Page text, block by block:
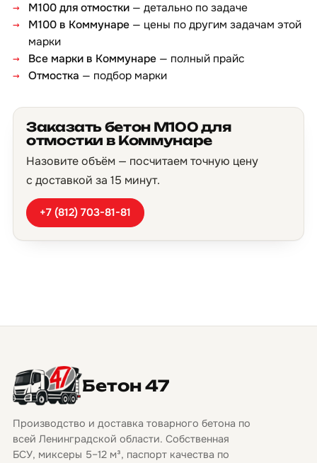
М100 для отмостки — детально по задаче
М100 в Коммунаре — цены по другим задачам этой
марки
Все марки в Коммунаре — полный прайс
Отмостка — подбор марки
Заказать бетон М100 для
отмостки в Коммунаре
Назовите объём — посчитаем точную цену
с доставкой за 15 минут.
+7 (812) 703-81-81
Бетон 47
Производство и доставка товарного бетона по
всей Ленинградской области. Собственная
БСУ, миксеры 5–12 м³, паспорт качества по